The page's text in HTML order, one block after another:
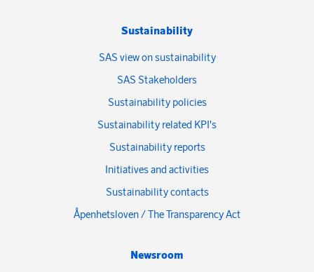
Sustainability
SAS view on sustainability
SAS Stakeholders
Sustainability policies
Sustainability related KPI's
Sustainability reports
Initiatives and activities
Sustainability contacts
Åpenhetsloven / The Transparency Act
Newsroom